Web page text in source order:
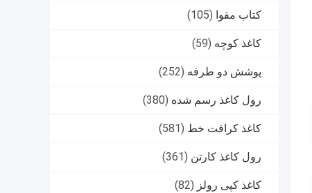
کتاب مقوا (105)
کاغذ کوچه (59)
پوشش دو طرفه (252)
رول کاغذ رسم شده (380)
کاغذ کرافت خط (581)
رول کاغذ کارتن (361)
کاغذ کپی رولز (82)